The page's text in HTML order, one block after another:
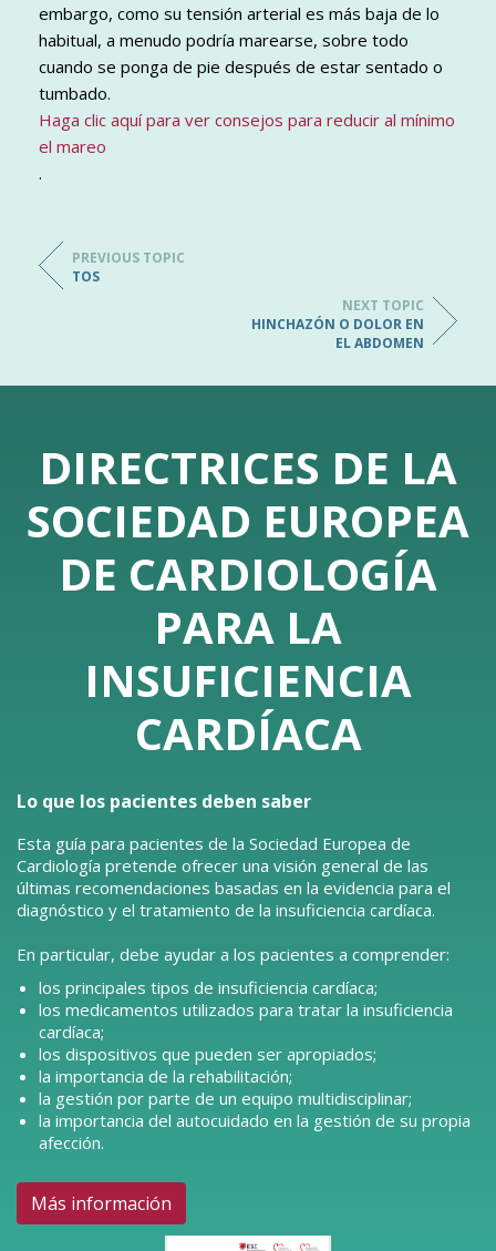
embargo, como su tensión arterial es más baja de lo
habitual, a menudo podría marearse, sobre todo
cuando se ponga de pie después de estar sentado o
tumbado.
Haga clic aquí para ver consejos para reducir al mínimo
el mareo
.
PREVIOUS TOPIC
TOS
NEXT TOPIC
HINCHAZÓN O DOLOR EN
EL ABDOMEN
DIRECTRICES DE LA
SOCIEDAD EUROPEA
DE CARDIOLOGÍA
PARA LA
INSUFICIENCIA
CARDÍACA
Lo que los pacientes deben saber
Esta guía para pacientes de la Sociedad Europea de
Cardiología pretende ofrecer una visión general de las
últimas recomendaciones basadas en la evidencia para el
diagnóstico y el tratamiento de la insuficiencia cardíaca.
En particular, debe ayudar a los pacientes a comprender:
los principales tipos de insuficiencia cardíaca;
los medicamentos utilizados para tratar la insuficiencia
cardíaca;
los dispositivos que pueden ser apropiados;
la importancia de la rehabilitación;
la gestión por parte de un equipo multidisciplinar;
la importancia del autocuidado en la gestión de su propia
afección.
Más información